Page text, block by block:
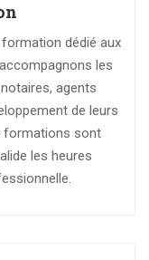
dédié aux
les
agents
de leurs
formations sont
les heures